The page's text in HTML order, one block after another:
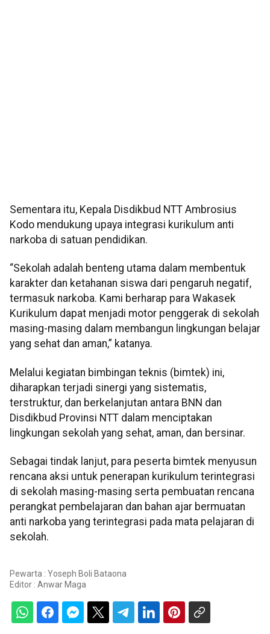
Sementara itu, Kepala Disdikbud NTT Ambrosius
Kodo mendukung upaya integrasi kurikulum anti
narkoba di satuan pendidikan.
“Sekolah adalah benteng utama dalam membentuk
karakter dan ketahanan siswa dari pengaruh negatif,
termasuk narkoba. Kami berharap para Wakasek
Kurikulum dapat menjadi motor penggerak di sekolah
masing-masing dalam membangun lingkungan belajar
yang sehat dan aman,” katanya.
Melalui kegiatan bimbingan teknis (bimtek) ini,
diharapkan terjadi sinergi yang sistematis,
terstruktur, dan berkelanjutan antara BNN dan
Disdikbud Provinsi NTT dalam menciptakan
lingkungan sekolah yang sehat, aman, dan bersinar.
Sebagai tindak lanjut, para peserta bimtek menyusun
rencana aksi untuk penerapan kurikulum terintegrasi
di sekolah masing-masing serta pembuatan rencana
perangkat pembelajaran dan bahan ajar bermuatan
anti narkoba yang terintegrasi pada mata pelajaran di
sekolah.
Pewarta : Yoseph Boli Bataona
Editor : Anwar Maga